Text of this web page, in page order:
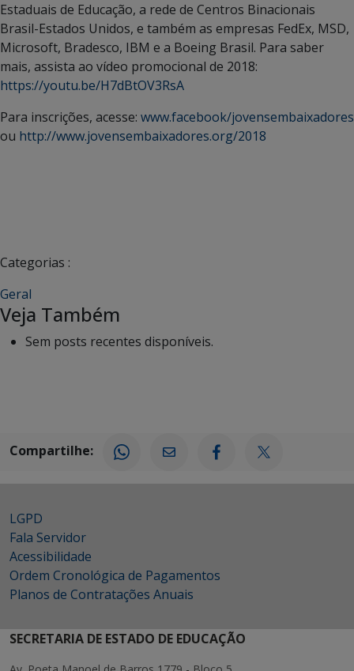
Estaduais de Educação, a rede de Centros Binacionais
Brasil-Estados Unidos, e também as empresas FedEx, MSD,
Microsoft, Bradesco, IBM e a Boeing Brasil. Para saber
mais, assista ao vídeo promocional de 2018:
https://youtu.be/H7dBtOV3RsA
Para inscrições, acesse: www.facebook/jovensembaixadores
ou http://www.jovensembaixadores.org/2018
Categorias :
Geral
Veja Também
Sem posts recentes disponíveis.
Compartilhe:
LGPD
Fala Servidor
Acessibilidade
Ordem Cronológica de Pagamentos
Planos de Contratações Anuais
SECRETARIA DE ESTADO DE EDUCAÇÃO